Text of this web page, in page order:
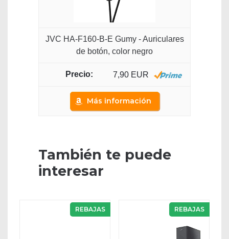
JVC HA-F160-B-E Gumy - Auriculares
de botón, color negro
7,90 EUR
Más información
También te puede
interesar
REBAJAS REBAJAS